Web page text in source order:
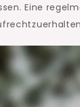
Eine